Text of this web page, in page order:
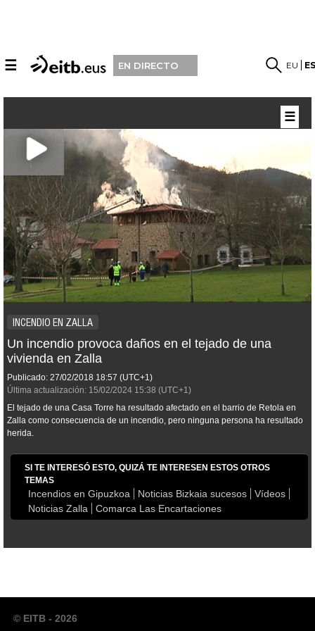
☰ EN DIRECTO EU
INCENDIO EN ZALLA
Un incendio provoca daños en el tejado de una
vivienda en Zalla
Publicado: 27/02/2018 18:57 (UTC+1)
Última actualización: 15/02/2024 15:38 (UTC+1)
El tejado de una Casa Torre ha resultado afectado en el barrio de Retola en
Zalla como consecuencia de un incendio, pero ninguna persona ha resultado
herida.
SI TE INTERESÓ ESTO, QUIZÁ TE INTERESEN ESTOS OTROS
TEMAS
Incendios en Gipuzkoa Noticias Bizkaia sucesos
Vídeos
Noticias Zalla
Comarca Las Encartaciones
☰
© EITB - 2026